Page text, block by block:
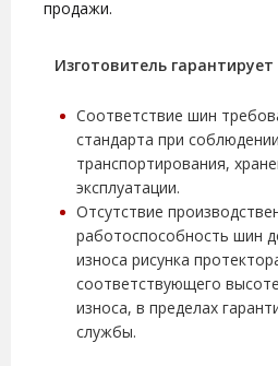
продажи.
Изготовитель гарантирует
Соответствие шин
стандарта при
транспортирования,
эксплуатации.
Отсутствие
работоспособность шин
износа рисунка
соответствующего
износа, в пределах
службы.